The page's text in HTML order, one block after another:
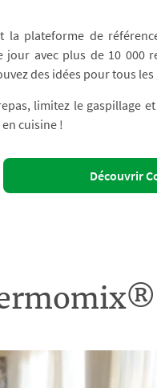
la plateforme de
jour avec plus de 10 000
des idées pour tous
limitez le gaspillage
cuisine !
Découvrir